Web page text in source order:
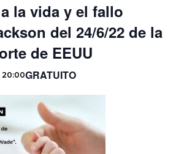
la vida y el fallo
del 24/6/22 de la
de EEUU
20:00GRATUITO